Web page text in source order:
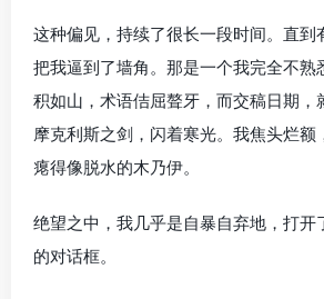
这种偏见，持续了很长一段时间。直到
把我逼到了墙角。那是一个我完全不熟
积如山，术语佶屈聱牙，而交稿日期，
摩克利斯之剑，闪着寒光。我焦头烂额
瘪得像脱水的木乃伊。
绝望之中，我几乎是自暴自弃地，打开
的对话框。